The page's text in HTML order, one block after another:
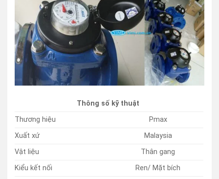
Thông số kỹ thuật
Thương hiệu
Pmax
Xuất xứ
Malaysia
Vật liệu
Thân gang
Kiểu kết nối
Ren/ Mặt bích